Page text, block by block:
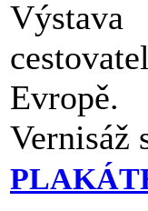
Evropě.
Vernisáž